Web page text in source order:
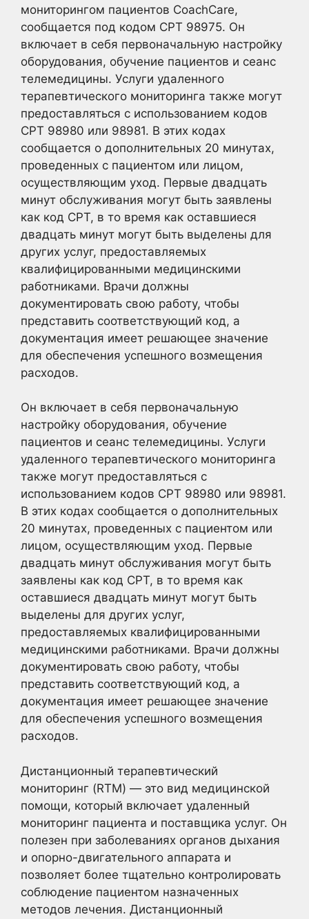
мониторингом пациентов CoachCare,
сообщается под кодом CPT 98975. Он
включает в себя первоначальную настройку
оборудования, обучение пациентов и сеанс
телемедицины. Услуги удаленного
терапевтического мониторинга также могут
предоставляться с использованием кодов
CPT 98980 или 98981. В этих кодах
сообщается о дополнительных 20 минутах,
проведенных с пациентом или лицом,
осуществляющим уход. Первые двадцать
минут обслуживания могут быть заявлены
как код CPT, в то время как оставшиеся
двадцать минут могут быть выделены для
других услуг, предоставляемых
квалифицированными медицинскими
работниками. Врачи должны
документировать свою работу, чтобы
представить соответствующий код, а
документация имеет решающее значение
для обеспечения успешного возмещения
расходов.
Он включает в себя первоначальную
настройку оборудования, обучение
пациентов и сеанс телемедицины. Услуги
удаленного терапевтического мониторинга
также могут предоставляться с
использованием кодов CPT 98980 или 98981.
В этих кодах сообщается о дополнительных
20 минутах, проведенных с пациентом или
лицом, осуществляющим уход. Первые
двадцать минут обслуживания могут быть
заявлены как код CPT, в то время как
оставшиеся двадцать минут могут быть
выделены для других услуг,
предоставляемых квалифицированными
медицинскими работниками. Врачи должны
документировать свою работу, чтобы
представить соответствующий код, а
документация имеет решающее значение
для обеспечения успешного возмещения
расходов.
Дистанционный терапевтический
мониторинг (RTM) — это вид медицинской
помощи, который включает удаленный
мониторинг пациента и поставщика услуг. Он
полезен при заболеваниях органов дыхания
и опорно-двигательного аппарата и
позволяет более тщательно контролировать
соблюдение пациентом назначенных
методов лечения. Дистанционный